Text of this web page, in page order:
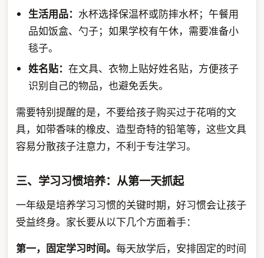
生活用品：水杯选择保温杯或防摔水杯；午餐用
品如饭盒、勺子；如果学校有午休，需要准备小
毯子。
姓名贴：在文具、衣物上贴好姓名贴，方便孩子
识别自己的物品，也避免丢失。
需要特别提醒的是，不要给孩子购买过于花哨的文
具，如带香味的橡皮、造型奇特的铅笔等，这些文具
容易分散孩子注意力，不利于专注学习。
三、学习习惯培养：从第一天抓起
一年级是培养学习习惯的关键时期，好习惯会让孩子
受益终身。家长要从以下几个方面着手：
第一，固定学习时间。 每天放学后，安排固定的时间